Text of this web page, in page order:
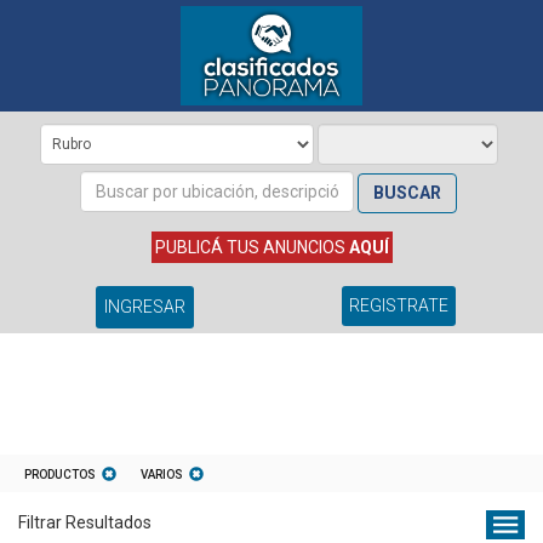
BUSCAR
PUBLICÁ TUS ANUNCIOS AQUÍ
INGRESAR REGISTRATE
PRODUCTOS VARIOS
Filtrar Resultados